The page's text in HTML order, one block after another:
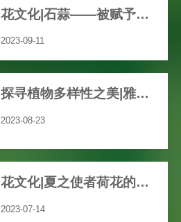
花文化|石蒜——被赋予众多文艺、神秘色彩的花
2023-09-11
探寻植物多样性之美|雅致之花“玉簪”
2023-08-23
花文化|夏之使者荷花的渊远历史文化
2023-07-14